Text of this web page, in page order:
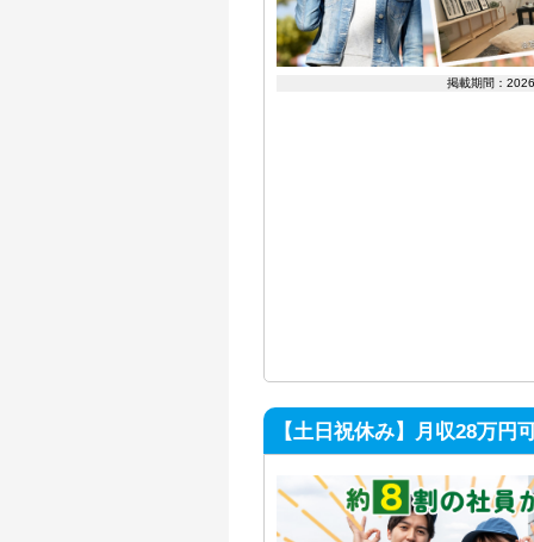
掲載期間：
【土日祝休み】月収28万